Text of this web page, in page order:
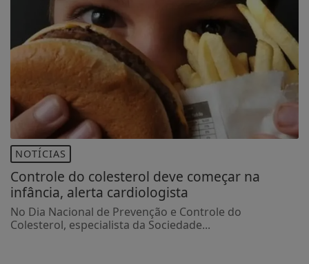
NOTÍCIAS
Controle do colesterol deve começar na
infância, alerta cardiologista
No Dia Nacional de Prevenção e Controle do
Colesterol, especialista da Sociedade...